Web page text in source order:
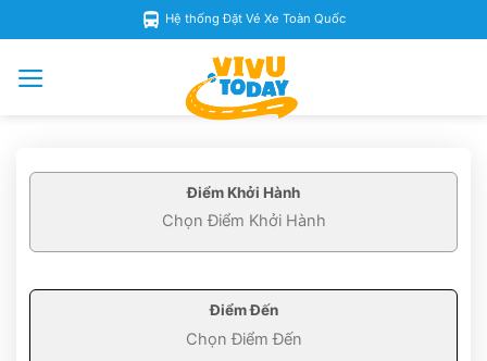
Hệ thống Đặt Vé Xe Toàn Quốc
Điểm Khởi Hành
Điểm Đến